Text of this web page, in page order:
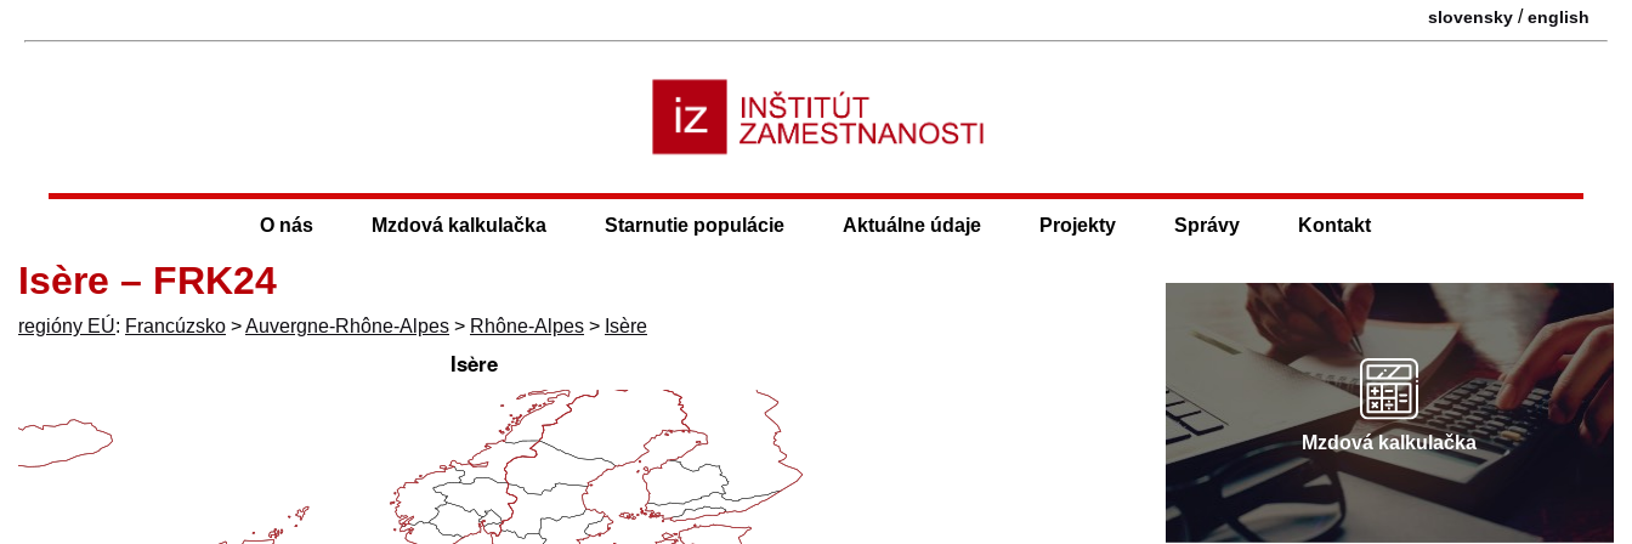
slovensky /english
O nás Mzdová kalkulačka Starnutie populácie Aktuálne údaje Projekty Správy Kontakt
Isère – FRK24
regióny EÚ: Francúzsko >Auvergne-Rhône-Alpes > Rhône-Alpes > Isère
Mzdová kalkulačka